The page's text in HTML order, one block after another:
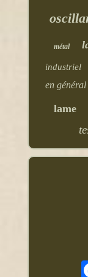
métal
industriel
en général
lame